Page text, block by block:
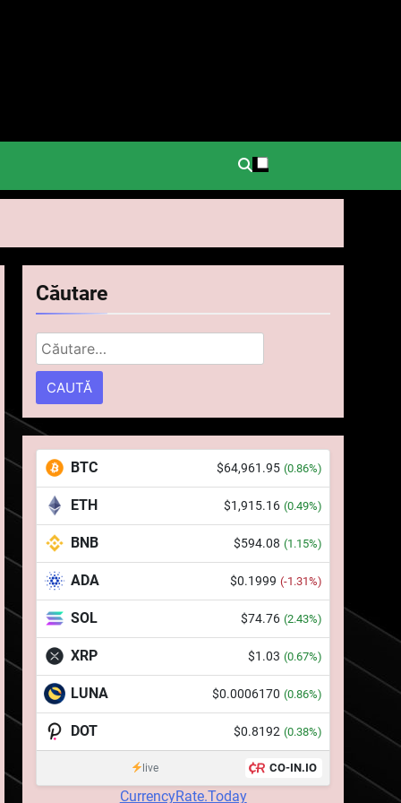
Căutare
Caută
după:
BTC $64,961.95 (0.86%)
ETH $1,915.16 (0.49%)
BNB $594.08 (1.15%)
ADA $0.1999 (-1.31%)
SOL $74.76 (2.43%)
XRP $1.03 (0.67%)
LUNA $0.0006170 (0.86%)
DOT $0.8192 (0.38%)
live CO-IN.IO
CurrencyRate.Today
Squid a strâns 6 milioane
de dolari cu sprijinul
Ripple, apoi a pierdut
jumătate din aceștia într-
puțin de 24 de ore
Banii digitali și arhitectura
asupra banilor în era
7
WhiteBIT și FC Barcelona
semnează un acord pe
cinci ani pentru a stimula
implicarea fanilor și
STIRI